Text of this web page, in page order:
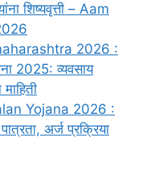
शिष्यवृत्ती – Aam
2026 :
2025: व्यवसाय
Yojana 2026 :
अर्ज प्रक्रिया